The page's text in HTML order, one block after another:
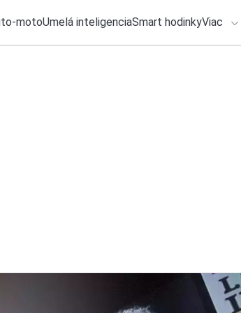
motoUmelá inteligenciaSmart hodinkyViac